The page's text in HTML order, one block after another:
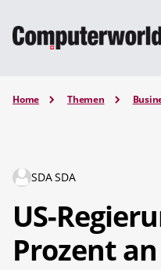
Home Themen
SDA SDA
US-
Prozent